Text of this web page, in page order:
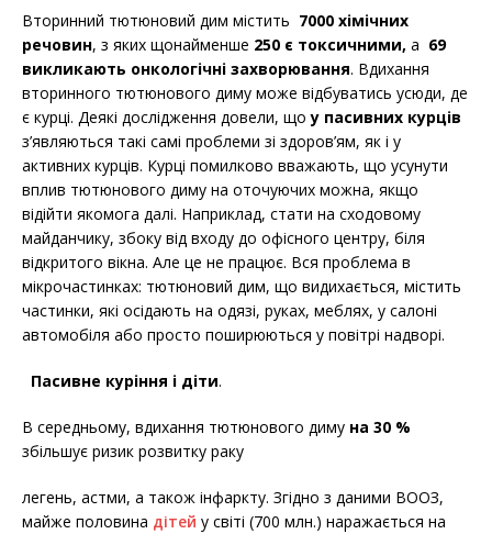
Вторинний тютюновий дим містить 7000 хімічних
речовин, з яких щонайменше 250 є токсичними, а 69
викликають онкологічні захворювання. Вдихання
вторинного тютюнового диму може відбуватись усюди, де
є курці. Деякі дослідження довели, щоу пасивних курців
з’являються такі самі проблеми зі здоров’ям, як і у
активних курців. Курці помилково вважають, що усунути
вплив тютюнового диму на оточуючих можна, якщо
відійти якомога далі. Наприклад, стати на сходовому
майданчику, збоку від входу до офісного центру, біля
відкритого вікна. Але це не працює. Вся проблема в
мікрочастинках: тютюновий дим, що видихається, містить
частинки, які осідають на одязі, руках, меблях, у салоні
автомобіля або просто поширюються у повітрі надворі.
Пасивне куріння і діти.
В середньому, вдихання тютюнового диму на 30 %
збільшує ризик розвитку раку
легень, астми, а також інфаркту. Згідно з даними ВООЗ,
майже половина дітей у світі (700 млн.) наражається на